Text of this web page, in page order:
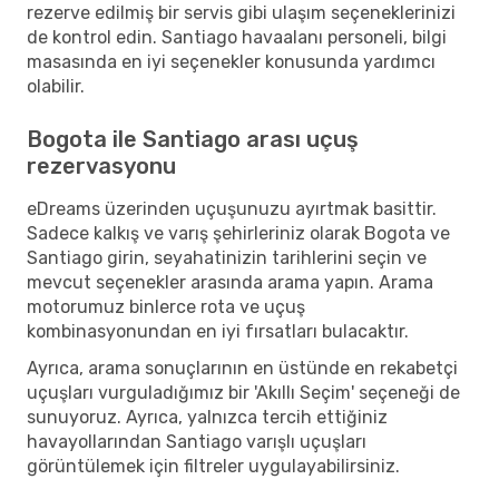
rezerve edilmiş bir servis gibi ulaşım seçeneklerinizi
de kontrol edin. Santiago havaalanı personeli, bilgi
masasında en iyi seçenekler konusunda yardımcı
olabilir.
Bogota ile Santiago arası uçuş
rezervasyonu
eDreams üzerinden uçuşunuzu ayırtmak basittir.
Sadece kalkış ve varış şehirleriniz olarak Bogota ve
Santiago girin, seyahatinizin tarihlerini seçin ve
mevcut seçenekler arasında arama yapın. Arama
motorumuz binlerce rota ve uçuş
kombinasyonundan en iyi fırsatları bulacaktır.
Ayrıca, arama sonuçlarının en üstünde en rekabetçi
uçuşları vurguladığımız bir 'Akıllı Seçim' seçeneği de
sunuyoruz. Ayrıca, yalnızca tercih ettiğiniz
havayollarından Santiago varışlı uçuşları
görüntülemek için filtreler uygulayabilirsiniz.